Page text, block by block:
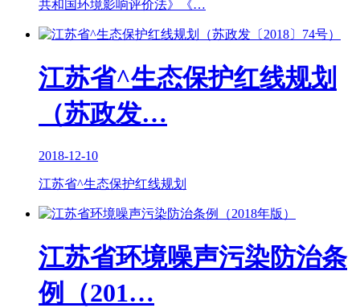
共和国环境影响评价法》《…
江苏省^生态保护红线规划
（苏政发…
2018-12-10
江苏省^生态保护红线规划
江苏省环境噪声污染防治条
例（201…